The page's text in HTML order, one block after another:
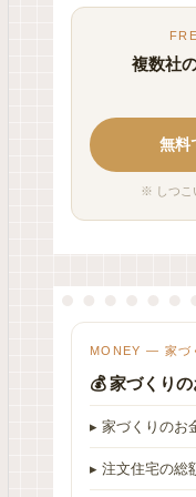
複数社
無料
※ しつこ
MONEY — 家づ
💰 家づくり
▸ 家づくりのお
▸ 注文住宅の総